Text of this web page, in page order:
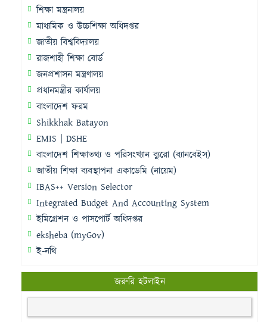
শিক্ষা মন্ত্রনালয়
মাধ্যমিক ও উচ্চশিক্ষা অধিদপ্তর
জাতীয় বিশ্ববিদ্যালয়
রাজশাহী শিক্ষা বোর্ড
জনপ্রশাসন মন্ত্রণালয়
প্রধানমন্ত্রীর কার্যালয়
বাংলাদেশ ফরম
Shikkhak Batayon
EMIS | DSHE
বাংলাদেশ শিক্ষাতথ্য ও পরিসংখ্যান ব্যুরো (ব্যানবেইস)
জাতীয় শিক্ষা ব্যবস্থাপনা একাডেমি (নায়েম)
IBAS++ Version Selector
Integrated Budget And Accounting System
ইমিগ্রেশন ও পাসপোর্ট অধিদপ্তর
eksheba (myGov)
ই-নথি
জরুরি হটলাইন